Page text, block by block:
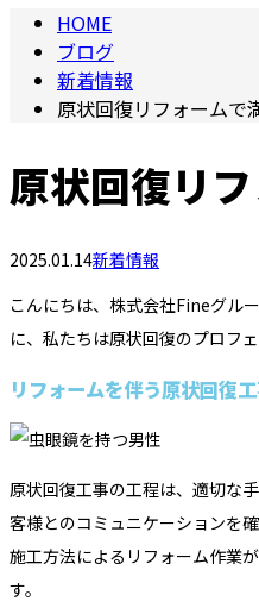
メールフォーム
HOME
ブログ
新着情報
原状回復リフォームで
原状回復リ
2025.01.14新着情報
こんにちは、株式会社Fineグル
に、私たちは原状回復のプロフ
リフォームを伴う原状回復
原状回復工事の工程は、適切な
客様とのコミュニケーションを
施工方法によるリフォーム作業
す。